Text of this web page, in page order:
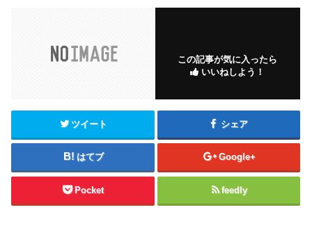
この記事が気に入ったら
いいねしよう！
ツイート シェア
はてブ Google+
Pocket feedly